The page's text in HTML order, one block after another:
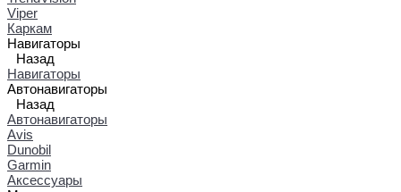
Viper
Каркам
Навигаторы
Назад
Навигаторы
Автонавигаторы
Назад
Автонавигаторы
Avis
Dunobil
Garmin
Аксессуары